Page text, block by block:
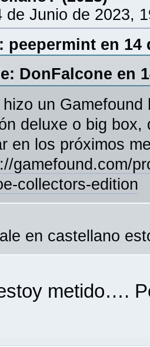
de Junio de 2023,
peepermint en 14
DonFalcone en
hizo un
deluxe o big box,
en los próximos
gamefound.com/
collectors-edition
en castellano
metido….